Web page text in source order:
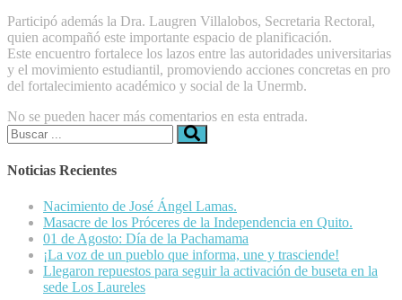
Participó además la Dra. Laugren Villalobos, Secretaria Rectoral,
quien acompañó este importante espacio de planificación.
Este encuentro fortalece los lazos entre las autoridades universitarias
y el movimiento estudiantil, promoviendo acciones concretas en pro
del fortalecimiento académico y social de la Unermb.
No se pueden hacer más comentarios en esta entrada.
Buscar:
Noticias Recientes
Nacimiento de José Ángel Lamas.
Masacre de los Próceres de la Independencia en Quito.
01 de Agosto: Día de la Pachamama
¡La voz de un pueblo que informa, une y trasciende!
Llegaron repuestos para seguir la activación de buseta en la
sede Los Laureles